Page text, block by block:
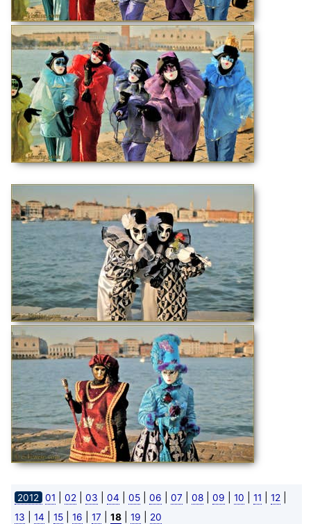
2012 01 02 03 04 05| 06 07 08| 09 10 11 12
13 14 15| 16 17 18| 19
20